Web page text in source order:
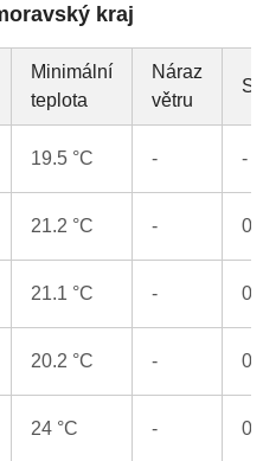
kraj
Minimální
teplota
Náraz
větru
19.5 °C - -
21.2 °C - 0
21.1 °C - 0
20.2 °C - 0
24 °C - 0